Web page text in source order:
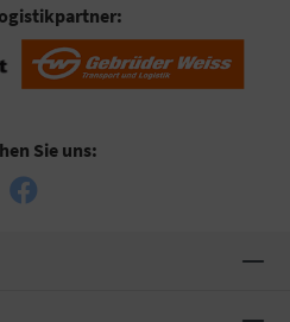
Sie uns: